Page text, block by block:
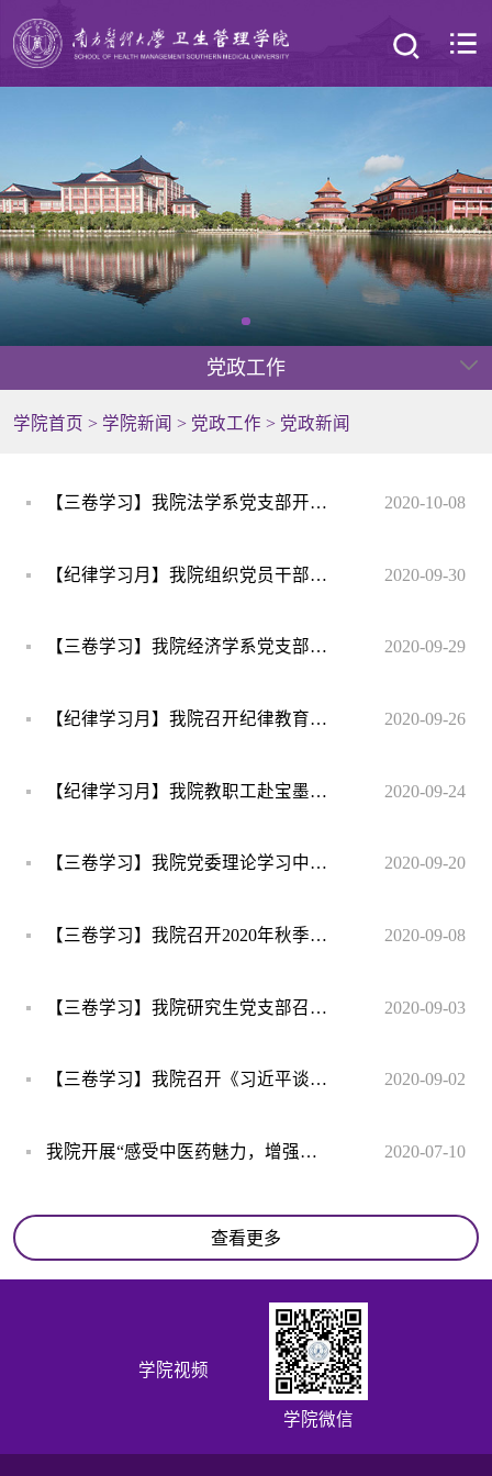
党政工作
学院首页 > 学院新闻 > 党政工作 > 党政新闻
【三卷学习】我院法学系党支部开展学习《习近平谈治国理政》第三卷主题党日活动 2020-10-08
【纪律学习月】我院组织党员干部赴白云区法院旁听庭审 2020-09-30
【三卷学习】我院经济学系党支部开展学习《习近平谈治国理政》第三卷主题党日活动 2020-09-29
【纪律学习月】我院召开纪律教育学习会 2020-09-26
【纪律学习月】我院教职工赴宝墨园开展 纪律教育学习 2020-09-24
【三卷学习】我院党委理论学习中心组开展《习近平谈治国理政》第三卷集中学习研讨 2020-09-20
【三卷学习】我院召开2020年秋季学期全体教职工大会 2020-09-08
【三卷学习】我院研究生党支部召开《习近平谈治国理政》第三卷专题学习会 2020-09-03
【三卷学习】我院召开《习近平谈治国理政》第三卷专题学习会 2020-09-02
我院开展“感受中医药魅力，增强文化自信”主题党日活动 2020-07-10
查看更多
学院视频
学院微信